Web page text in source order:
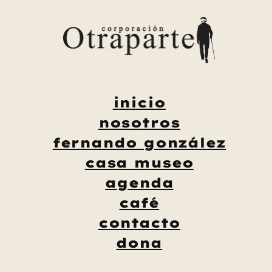
inicio
nosotros
fernando gonzález
casa museo
agenda
café
contacto
dona